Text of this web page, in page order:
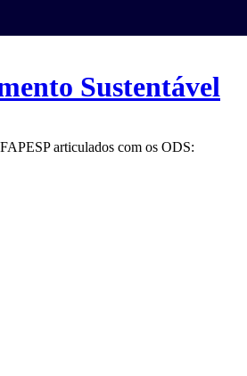
Sustentável
articulados com os ODS: